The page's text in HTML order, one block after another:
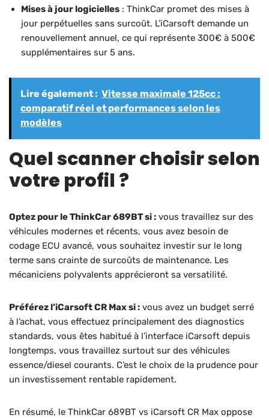
Mises à jour logicielles : ThinkCar promet des mises à
jour perpétuelles sans surcoût. L’iCarsoft demande un
renouvellement annuel, ce qui représente 300€ à 500€
supplémentaires sur 5 ans.
Lire également : Vitesse maximale 125cc :
comparatif réel et performances selon les
modèles
Quel scanner choisir selon
votre profil ?
Optez pour le ThinkCar 689BT si : vous travaillez sur des
véhicules modernes et récents, vous avez besoin de
codage ECU avancé, vous souhaitez investir sur le long
terme sans crainte de surcoûts de maintenance. Les
mécaniciens polyvalents apprécieront sa versatilité.
Préférez l’iCarsoft CR Max si : vous avez un budget serré
à l’achat, vous effectuez principalement des diagnostics
standards, vous êtes habitué à l’interface iCarsoft depuis
longtemps, vous travaillez surtout sur des véhicules
essence/diesel courants. C’est le choix de la prudence pour
un investissement rentable rapidement.
En résumé, le ThinkCar 689BT vs iCarsoft CR Max oppose